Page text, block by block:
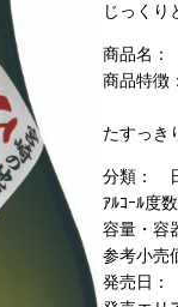
じっくり
商品名：
商品特徴
華やか
たすっき
分類：
ｱﾙｺｰﾙ度
容量・
参考小売
発売日：